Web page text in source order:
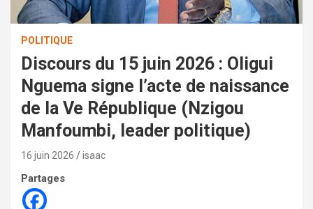
POLITIQUE
Discours du 15 juin 2026 : Oligui
Nguema signe l’acte de naissance
de la Ve République (Nzigou
Manfoumbi, leader politique)
16 juin 2026 isaac
Partages